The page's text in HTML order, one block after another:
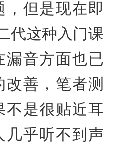
，但是现在即
代这种入门课
漏音方面也已
善，笔者测
不是很贴近耳
几乎听不到声